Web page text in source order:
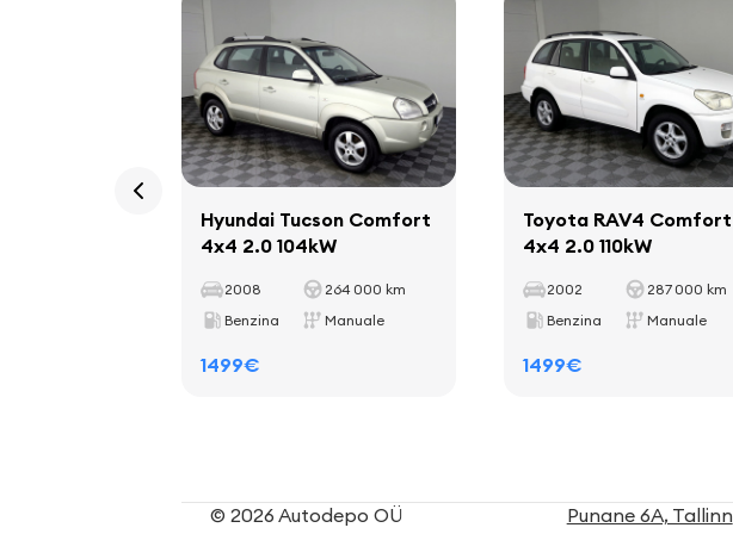
Hyundai Tucson Comfort
4x4 2.0 104kW
2008
264 000 km
Benzina
Manuale
1499€
Toyota RAV4 Comfort
4x4 2.0 110kW
2002
287 000 km
Benzina
Manuale
1499€
© 2026 Autodepo OÜ Punane 6A, Tallinn